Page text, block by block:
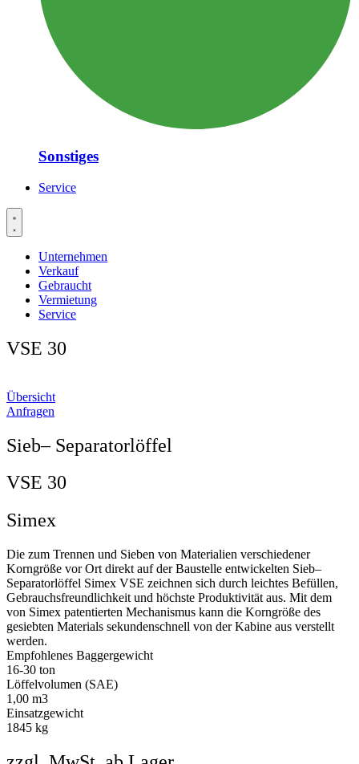
Sonstiges
Service
Unternehmen
Verkauf
Gebraucht
Vermietung
Service
VSE 30
Übersicht
Anfragen
Sieb– Separatorlöffel
VSE 30
Simex
Die zum Trennen und Sieben von Materialien verschiedener
Korngröße vor Ort direkt auf der Baustelle entwickelten Sieb–
Separatorlöffel Simex VSE zeichnen sich durch leichtes Befüllen,
Gebrauchsfreundlichkeit und höchste Produktivität aus. Mit dem
von Simex patentierten Mechanismus kann die Korngröße des
gesiebten Materials sekundenschnell von der Kabine aus verstellt
werden.
Empfohlenes Baggergewicht
16-30 ton
Löffelvolumen (SAE)
1,00 m3
Einsatzgewicht
1845 kg